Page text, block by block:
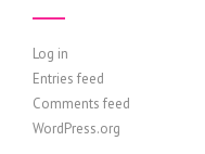
Log in
Entries feed
Comments feed
WordPress.org